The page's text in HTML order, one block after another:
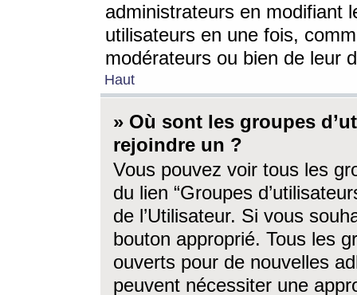
administrateurs en modifiant
utilisateurs en une fois,
modérateurs ou bien de leur
Haut
» Où sont les groupes
rejoindre un ?
Vous pouvez voir tous les
du lien “Groupes
de l’Utilisateur. Si vous
bouton approprié. Tous les
ouverts pour de nouvelles
peuvent nécessiter une